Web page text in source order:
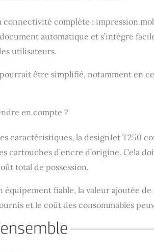
complète : impression
automatique et s’intègre
utilisateurs.
être simplifié, notamment en
en compte ?
caractéristiques, la designJet T250
cartouches d’encre d’origine. Cela
total de possession.
équipement fiable, la valeur ajoutée
et le coût des consommables